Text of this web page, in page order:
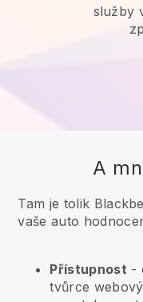
služby
A
Tam je tolik
vaše auto
Přístupnost -
tvůrce